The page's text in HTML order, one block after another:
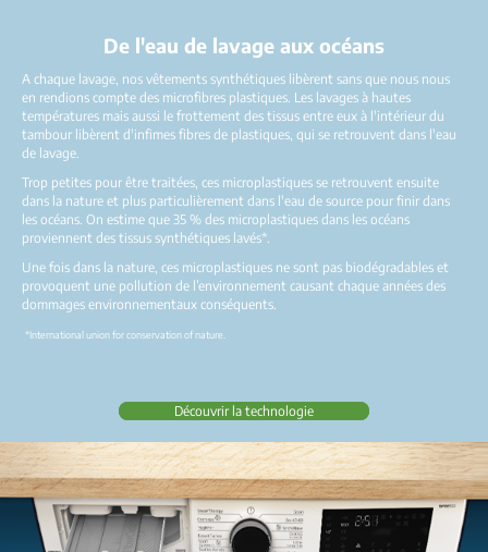
De l'eau de lavage aux océans
A chaque lavage, nos vêtements synthétiques libèrent sans que nous nous
en rendions compte des microfibres plastiques. Les lavages à hautes
températures mais aussi le frottement des tissus entre eux à l'intérieur du
tambour libèrent d'infimes fibres de plastiques, qui se retrouvent dans l'eau
de lavage.
Trop petites pour être traitées, ces microplastiques se retrouvent ensuite
dans la nature et plus particulièrement dans l'eau de source pour finir dans
les océans. On estime que 35 % des microplastiques dans les océans
proviennent des tissus synthétiques lavés*.
Une fois dans la nature, ces microplastiques ne sont pas biodégradables et
provoquent une pollution de l’environnement causant chaque années des
dommages environnementaux conséquents.
*International union for conservation of nature.
Découvrir la technologie